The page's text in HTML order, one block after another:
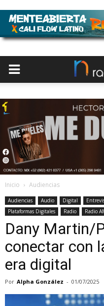
Inicio Audiencias
Audiencias Audio Digital
Plataformas Digitales
Radio Radio
Dany Martin/
conectar con
era digital
Por Alpha González - 01/07/2025